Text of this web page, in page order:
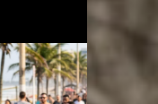
. O curso
visuais,
em artes e
podem